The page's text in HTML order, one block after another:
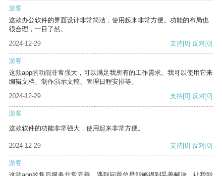
游客
这款办公软件的界面设计非常简洁，使用起来非常方便。功能的布局也
很合理，一目了然。
2024-12-29
支持[0] 反对[0]
游客
这款app的功能非常强大，可以满足我所有的工作需求。我可以使用它来
编辑文档、制作演示文稿、管理日程安排等。
2024-12-29
支持[0] 反对[0]
游客
这款软件的功能非常强大，使用起来非常方便。
2024-12-29 支持[0] 反对[0]
游客